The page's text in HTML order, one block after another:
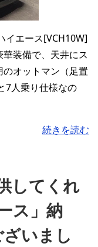
イエース[VCH10W]
装備で、天井にス
オットマン（足置
7人乗り仕様なの
続きを読む
してくれ
ス」納
いまし